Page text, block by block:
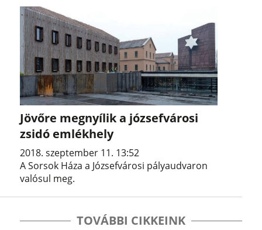
Jövőre megnyílik a józsefvárosi
zsidó emlékhely
2018. szeptember 11. 13:52
A Sorsok Háza a Józsefvárosi pályaudvaron
valósul meg.
TOVÁBBI CIKKEINK